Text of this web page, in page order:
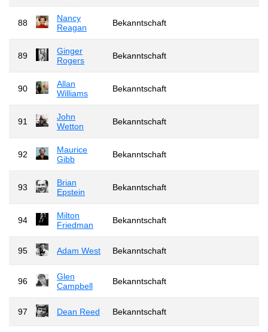
88
Nancy
Reagan
Bekanntschaft
89
Ginger
Rogers
Bekanntschaft
90
Allan
Williams
Bekanntschaft
91
John
Wetton
Bekanntschaft
92
Maurice
Gibb
Bekanntschaft
93
Brian
Epstein
Bekanntschaft
94
Milton
Friedman
Bekanntschaft
95 Adam West Bekanntschaft
96
Glen
Campbell
Bekanntschaft
97 Dean Reed Bekanntschaft